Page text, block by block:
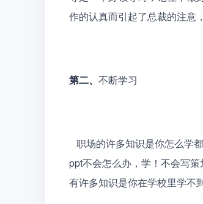
作的认真而引起了总裁的注意
第二、 不断学习
ppt不会怎么办，学！不会写
有许多知识是你在学校里学不